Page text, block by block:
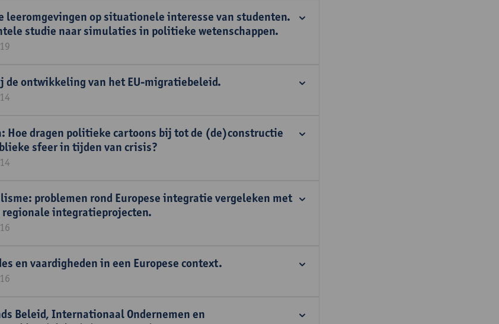
leeromgevingen op situationele interesse van studenten.
studie naar simulaties in politieke wetenschappen.
de ontwikkeling van het EU-migratiebeleid.
Hoe dragen politieke cartoons bij tot de (de)constructie
sfeer in tijden van crisis?
problemen rond Europese integratie vergeleken met
regionale integratieprojecten.
en vaardigheden in een Europese context.
Beleid, Internationaal Ondernemen en